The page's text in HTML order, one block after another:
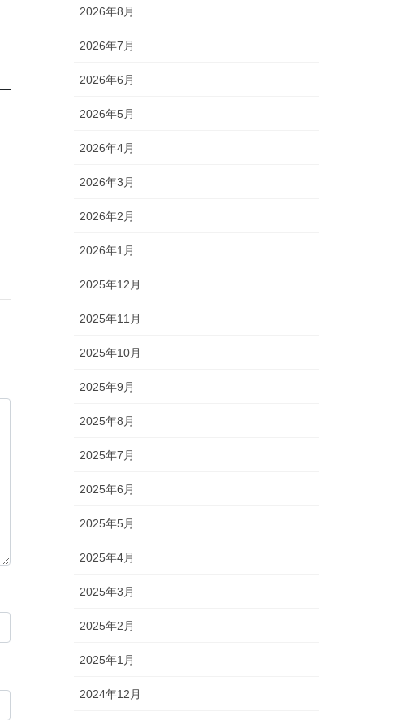
2026年8月
2026年7月
2026年6月
2026年5月
2026年4月
2026年3月
2026年2月
2026年1月
2025年12月
2025年11月
2025年10月
2025年9月
2025年8月
2025年7月
2025年6月
2025年5月
2025年4月
2025年3月
2025年2月
2025年1月
2024年12月